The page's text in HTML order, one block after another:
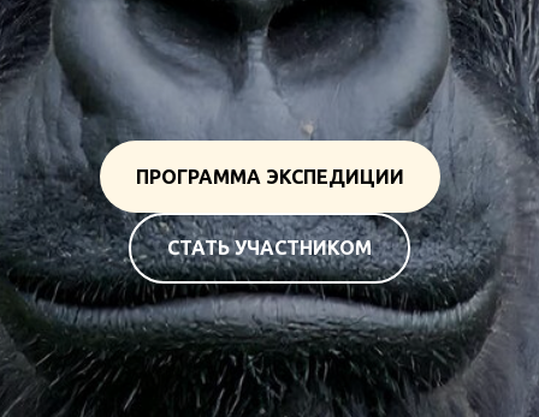
Тур Уганда
ПРОГРАММА ЭКСПЕДИЦИИ
СТАТЬ УЧАСТНИКОМ